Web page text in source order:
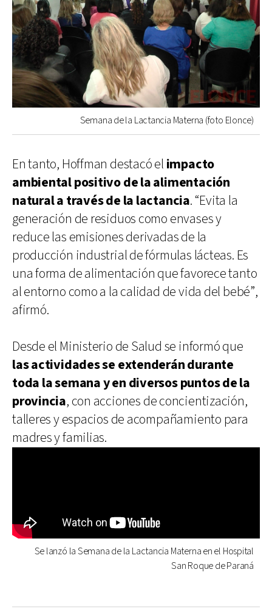
Semana de la Lactancia Materna (foto Elonce)
En tanto, Hoffman destacó el impacto
ambiental positivo de la alimentación
natural a través de la lactancia. “Evita la
generación de residuos como envases y
reduce las emisiones derivadas de la
producción industrial de fórmulas lácteas. Es
una forma de alimentación que favorece tanto
al entorno como a la calidad de vida del bebé”,
afirmó.
Desde el Ministerio de Salud se informó que
las actividades se extenderán durante
toda la semana y en diversos puntos de la
provincia, con acciones de concientización,
talleres y espacios de acompañamiento para
madres y familias.
Se lanzó la Semana de la Lactancia Materna en el Hospital
San Roque de Paraná